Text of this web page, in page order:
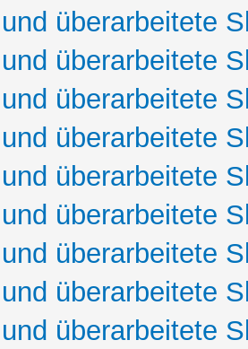
überarbeitete
überarbeitete
überarbeitete
überarbeitete
überarbeitete
überarbeitete
überarbeitete
überarbeitete
überarbeitete